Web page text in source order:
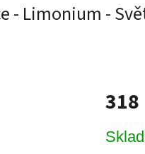
- Limonium -
cena: